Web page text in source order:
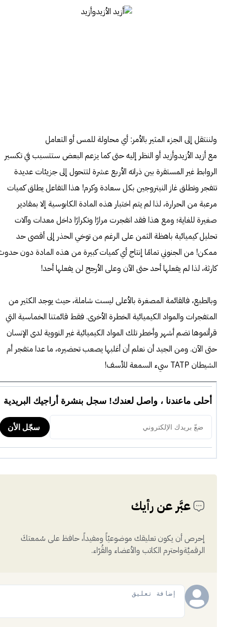
ولننتقل إلى الجزء المثير بالأمر: أي محاولة للمس أو التعامل
مع أزيد الأزيدوأزيد أو النظر إليه حتى كما يزعم البعض ستتسبب في تكسير
الروابط غير المستقرة بين ذراته الأربع عشرة لتتحول إلى جزيئات عديدة
تتفجر وتطلق غاز النيتروجين بكل سعادة وكرم! هذا التفاعل يطلق كميات
مرعبة من الحرارة، لذا لم يتم اختبار هذه المادة الكابوسية إلا بمقادير
صغيرة للغاية؛ ومع هذا فقد انفجرت مرارًا وتكرارًا داخل معدات وآلات
تحليل كيميائية باهظة الثمن على الرغم من توخي الحذر إلى أقصى حد
ممكن! من الجنوني تمامًا إنتاج أي كميات كبيرة من هذه المادة دون
كارثة، لذا لم يفعلها أحد حتى الآن وعلى الأرجح لن يفعلها أحد!
وبالطبع، فالقائمة المصغرة بالأعلى ليست شاملة، حيث يوجد الكثير من
المتفجرات والمواد الكيميائية الخطرة الأخرى. فقط قائمتنا الخماسية التي
قرأتموها تضم أشهر وأخطر تلك المواد الكيميائية غير النووية لدى الإنسان
حتى الآن. ومن الجيد أن نعلم أن أغلبها يصعب تحضيره، ما عدا متفجر أم
الشيطان TATP سيء السمعة للأسف!
عبَّر عن رأيك
إحرص أن يكون تعليقك موضوعيّاً ومفيداً، حافظ على سُمعتكَ
الرقميَّةواحترم الكاتب والأعضاء والقُرّاء.